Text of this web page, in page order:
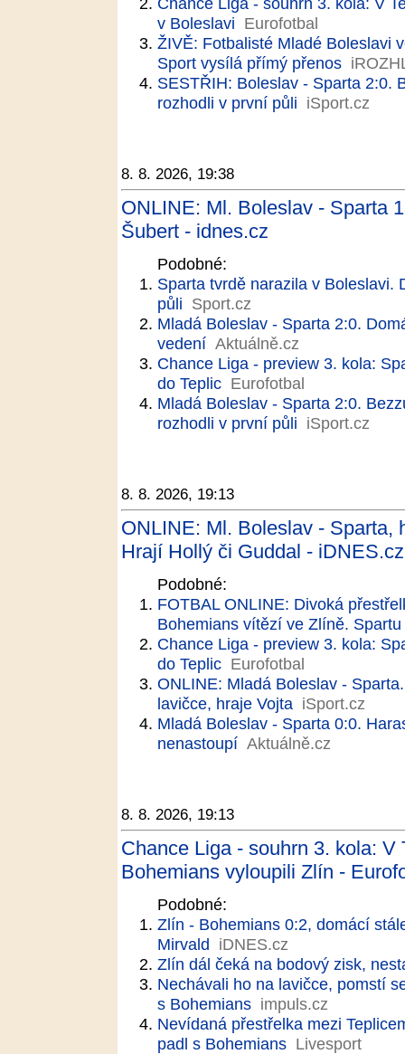
v Boleslavi Eurofotbal
ŽIVĚ: Fotbalisté Mladé Boleslavi
Sport vysílá přímý přenos
SESTŘIH: Boleslav - Sparta 2:0.
rozhodli v první půli iSport.cz
8. 8. 2026, 19:38
ONLINE: Ml. Boleslav - Sparta
Šubert - idnes.cz
Podobné:
Sparta tvrdě narazila v Boleslavi.
půli Sport.cz
Mladá Boleslav - Sparta 2:0.
vedení Aktuálně.cz
Chance Liga - preview 3. kola:
do Teplic Eurofotbal
Mladá Boleslav - Sparta 2:0.
rozhodli v první půli iSport.cz
8. 8. 2026, 19:13
ONLINE: Ml. Boleslav - Sparta,
Hrají Hollý či Guddal - iDNES.cz
Podobné:
FOTBAL ONLINE: Divoká
Bohemians vítězí ve Zlíně.
Chance Liga - preview 3. kola:
do Teplic Eurofotbal
ONLINE: Mladá Boleslav -
lavičce, hraje Vojta iSport.cz
Mladá Boleslav - Sparta 0:0.
nenastoupí Aktuálně.cz
8. 8. 2026, 19:13
Chance Liga - souhrn 3. kola: V
Bohemians vyloupili Zlín -
Podobné:
Zlín - Bohemians 0:2, domácí
Mirvald iDNES.cz
Zlín dál čeká na bodový zisk,
Nechávali ho na lavičce, pomstí
s Bohemians impuls.cz
Nevídaná přestřelka mezi
padl s Bohemians Livesport